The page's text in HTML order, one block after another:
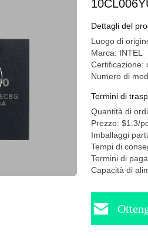
Dettagli del
Luogo di
Marca: INTEL
Certificazione:
Numero di
Termini di
Quantità di
Prezzo: $1.3/
Imballaggi
Tempi di
Termini di
Capacità di